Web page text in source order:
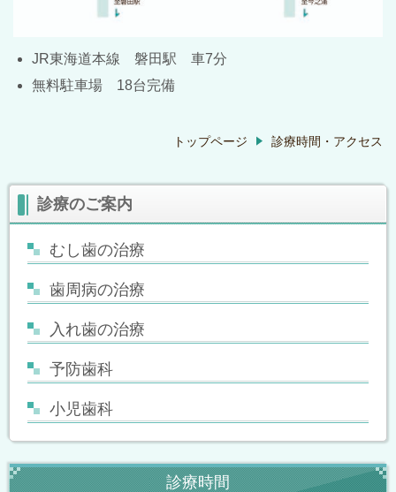
JR東海道本線 磐田駅 車7分
無料駐車場 18台完備
トップページ 診療時間・アクセス
診療のご案内
むし歯の治療
歯周病の治療
入れ歯の治療
予防歯科
小児歯科
診療時間